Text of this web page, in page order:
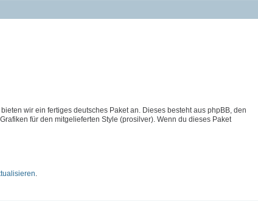
wir ein fertiges deutsches Paket an. Dieses besteht aus phpBB, den
für den mitgelieferten Style (prosilver). Wenn du dieses Paket
.